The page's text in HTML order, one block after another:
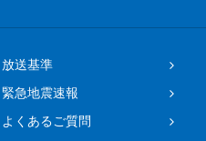
放送基準
緊急地震速報
よくあるご質問